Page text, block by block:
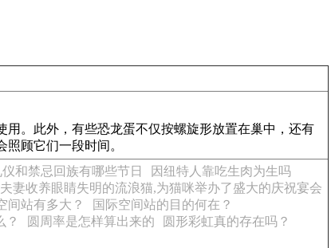
。此外，有些恐龙蛋不仅按螺旋形放置在巢中，还有
顾它们一段时间。
和禁忌回族有哪些节日
因纽特人靠吃生肉为生吗
妻收养眼睛失明的流浪猫,为猫咪举办了盛大的庆祝宴会
间站有多大？
国际空间站的目的何在？
？ 圆周率是怎样算出来的
圆形彩虹真的存在吗？